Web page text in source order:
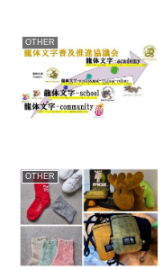
OTHER
OTHER